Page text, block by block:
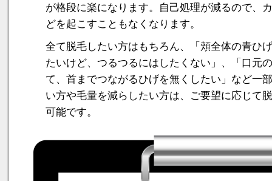
が格段に楽になります。自己処理が減るので、
どを起こすこともなくなります。
全て脱毛したい方はもちろん、「頬全体の青ひ
たいけど、つるつるにはしたくない」、「口元
て、首までつながるひげを無くしたい」など一
い方や毛量を減らしたい方は、ご要望に応じて
可能です。